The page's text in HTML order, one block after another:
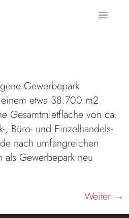
Gewerbe­park
etwa 38.700 m2
Gesamt­miet­fläche von ca.
Büro- und Einzel­handels­
nach umfang­reichen
als Gewerbe­park neu
Weiter →